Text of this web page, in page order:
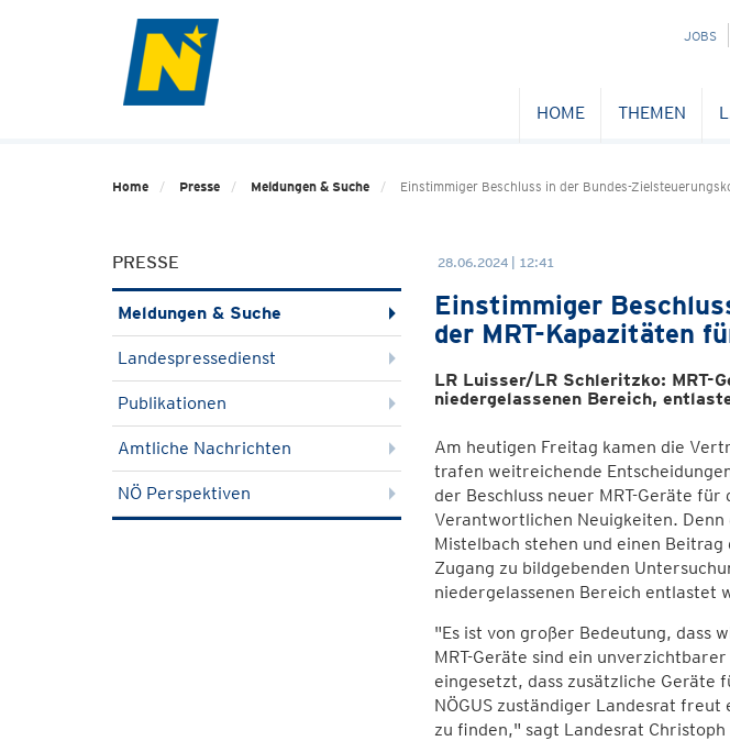
NAVIGATION
JOBS
HOME THEMEN
Home Presse Meldungen & Suche Einstimmiger Beschluss in der Bundes-
PRESSE
Meldungen & Suche
Landespressedienst
Publikationen
Amtliche Nachrichten
NÖ Perspektiven
28.06.2024 | 12:41
Einstimmiger
der MRT-Kapazitäten
LR Luisser/LR Schleritzko: MRT-
niedergelassenen Bereich,
Am heutigen Freitag kamen die
trafen weitreichende
der Beschluss neuer MRT-Geräte
Verantwortlichen Neuigkeiten.
Mistelbach stehen und einen
Zugang zu bildgebenden
niedergelassenen Bereich entlastet
"Es ist von großer Bedeutung, dass
MRT-Geräte sind ein
eingesetzt, dass zusätzliche Geräte
NÖGUS zuständiger Landesrat
zu finden," sagt Landesrat